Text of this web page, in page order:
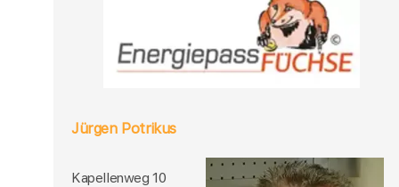
Jürgen Potrikus
Kapellenweg 10